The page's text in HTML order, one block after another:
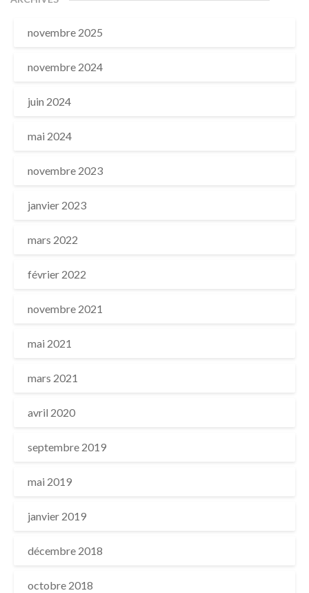
novembre 2025
novembre 2024
juin 2024
mai 2024
novembre 2023
janvier 2023
mars 2022
février 2022
novembre 2021
mai 2021
mars 2021
avril 2020
septembre 2019
mai 2019
janvier 2019
décembre 2018
octobre 2018